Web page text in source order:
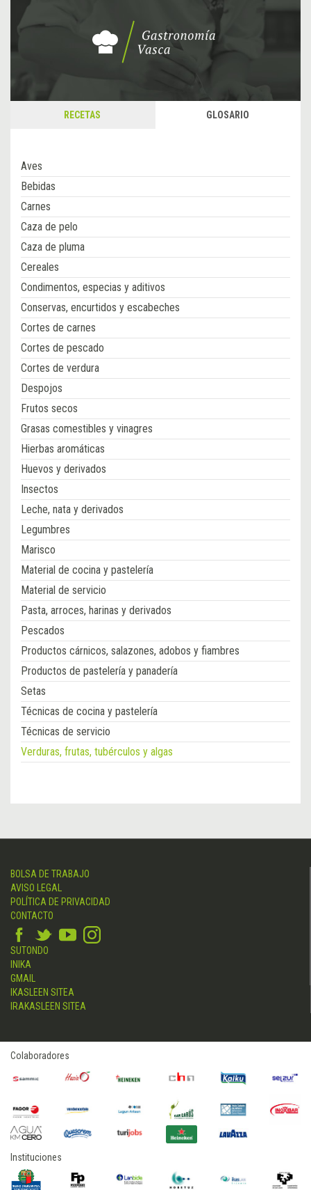
RECETAS GLOSARIO
Aves
Bebidas
Carnes
Caza de pelo
Caza de pluma
Cereales
Condimentos, especias y aditivos
Conservas, encurtidos y escabeches
Cortes de carnes
Cortes de pescado
Cortes de verdura
Despojos
Frutos secos
Grasas comestibles y vinagres
Hierbas aromáticas
Huevos y derivados
Insectos
Leche, nata y derivados
Legumbres
Marisco
Material de cocina y pastelería
Material de servicio
Pasta, arroces, harinas y derivados
Pescados
Productos cárnicos, salazones, adobos y fiambres
Productos de pastelería y panadería
Setas
Técnicas de cocina y pastelería
Técnicas de servicio
Verduras, frutas, tubérculos y algas
BOLSA DE TRABAJO
AVISO LEGAL
POLÍTICA DE PRIVACIDAD
CONTACTO
SUTONDO
INIKA
GMAIL
IKASLEEN SITEA
IRAKASLEEN SITEA
Colaboradores
Instituciones